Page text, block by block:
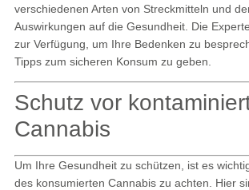
verschiedenen Arten von Streckmitteln und
Auswirkungen auf die Gesundheit. Die
zur Verfügung, um Ihre Bedenken zu
Tipps zum sicheren Konsum zu geben.
Schutz vor
Cannabis
Um Ihre Gesundheit zu schützen, ist es
des konsumierten Cannabis zu achten. Hier